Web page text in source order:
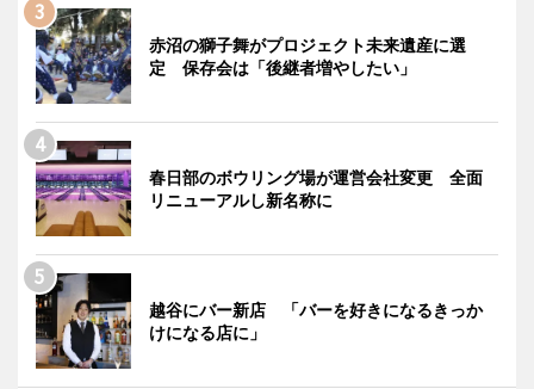
赤沼の獅子舞がプロジェクト未来遺産に選
定 保存会は「後継者増やしたい」
春日部のボウリング場が運営会社変更 全面
リニューアルし新名称に
越谷にバー新店 「バーを好きになるきっか
けになる店に」